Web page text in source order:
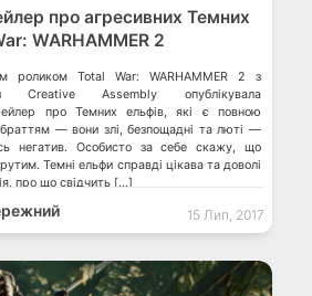
про агресивних Темних
WARHAMMER 2
роликом Total War: WARHAMMER 2 з
Creative Assembly опублікувала
про Темних ельфів, які є повною
— вони злі, безпощадні та люті —
негатив. Особисто за себе скажу, що
Темні ельфи справді цікава та доволі
про що свідчить […]
15 Лип, 2017